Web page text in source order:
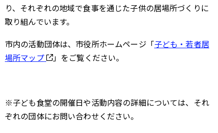
り、それぞれの地域で食事を通じた子供の居場所づくりに
取り組んでいます。
市内の活動団体は、市役所ホームページ「子ども・若者居
場所マップ
」をご覧ください。
※子ども食堂の開催日や活動内容の詳細については、それ
ぞれの団体にお問い合わせください。